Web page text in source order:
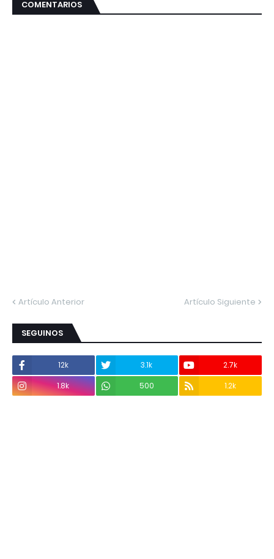
COMENTARIOS
Artículo Anterior Artículo Siguiente
SEGUINOS
12k 3.1k
2.7k
1.8k
500 1.2k